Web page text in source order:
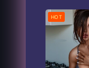
HOT